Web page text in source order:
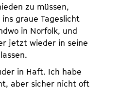
zu müssen,
graue Tageslicht
in Norfolk, und
jetzt wieder in seine
in Haft. Ich habe
aber sicher nicht oft